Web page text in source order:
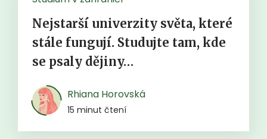
Nejstarší univerzity světa, které
stále fungují. Studujte tam, kde
se psaly dějiny…
Rhiana Horovská
15 minut čtení